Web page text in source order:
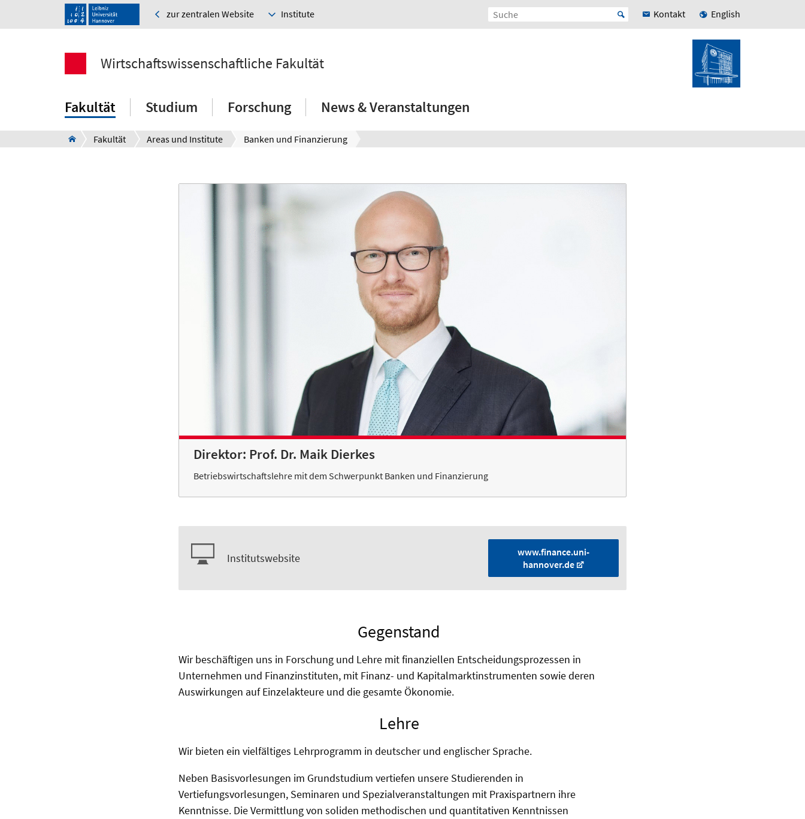
zur zentralen Website Institute Kontakt English
Wirtschaftswissenschaftliche Fakultät
Fakultät Studium Forschung News & Veranstaltungen
Fakultät Areas und Institute Banken und Finanzierung
Direktor: Prof. Dr. Maik Dierkes
Betriebswirtschaftslehre mit dem Schwerpunkt Banken und Finanzierung
Institutswebsite
www.finance.uni-
hannover.de
Gegenstand
Wir beschäftigen uns in Forschung und Lehre mit finanziellen Entscheidungsprozessen in
Unternehmen und Finanzinstituten, mit Finanz- und Kapitalmarktinstrumenten sowie deren
Auswirkungen auf Einzelakteure und die gesamte Ökonomie.
Lehre
Wir bieten ein vielfältiges Lehrprogramm in deutscher und englischer Sprache.
Neben Basisvorlesungen im Grundstudium vertiefen unsere Studierenden in
Vertiefungsvorlesungen, Seminaren und Spezialveranstaltungen mit Praxispartnern ihre
Kenntnisse. Die Vermittlung von soliden methodischen und quantitativen Kenntnissen